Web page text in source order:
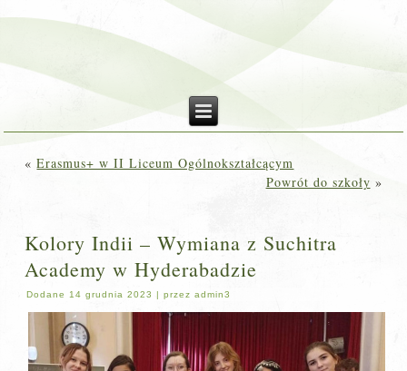
«Erasmus+ w II Liceum Ogólnokształcącym
Powrót do szkoły »
Kolory Indii – Wymiana z Suchitra
Academy w Hyderabadzie
Dodane 14 grudnia 2023 |przez admin3